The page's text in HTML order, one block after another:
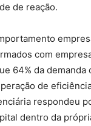
de reação.
com
64% da
de
respondeu
dentro da